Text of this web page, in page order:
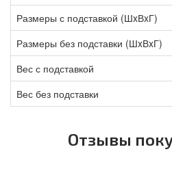
Размеры с подставкой (ШxВxГ)
Размеры без подставки (ШxВxГ)
Вес с подставкой
Вес без подставки
Отзывы